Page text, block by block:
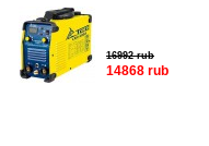
16992 rub
14868 rub